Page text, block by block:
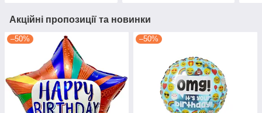
Акційні пропозиції та новинки
–50% –50%